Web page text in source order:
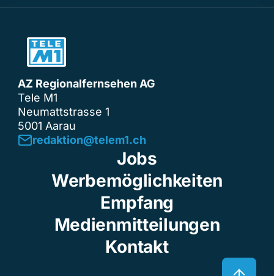
AZ Regionalfernsehen AG
Tele M1
Neumattstrasse 1
5001 Aarau
redaktion@telem1.ch
Jobs
Werbemöglichkeiten
Empfang
Medienmitteilungen
Kontakt